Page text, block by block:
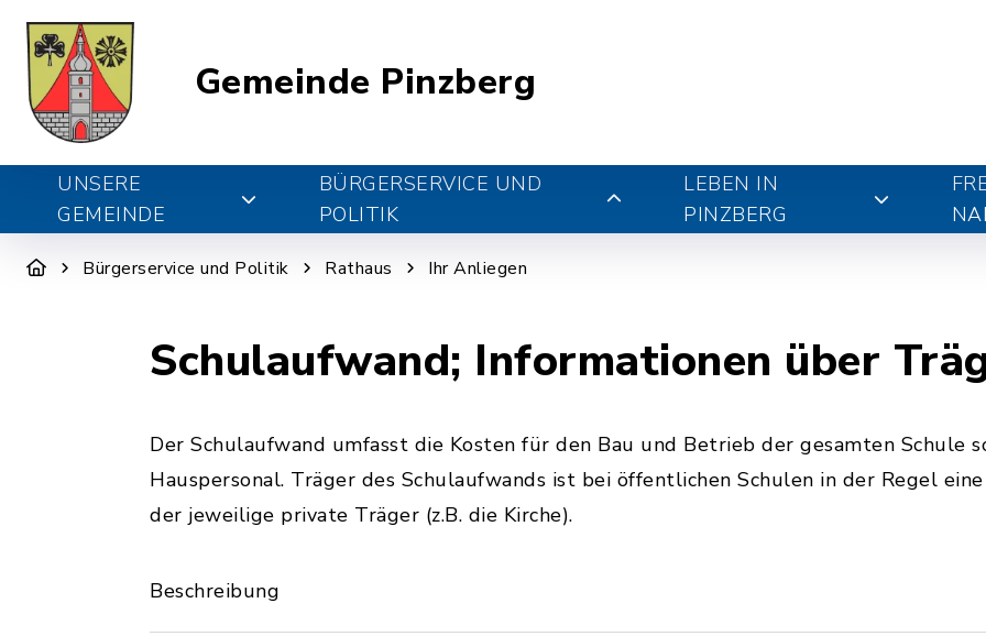
Gemeinde Pinzberg
UNSERE
GEMEINDE
BÜRGERSERVICE UND
POLITIK
LEBEN IN
PINZBERG
Bürgerservice und Politik Rathaus Ihr Anliegen
Schulaufwand; Informationen über
Der Schulaufwand umfasst die Kosten für den Bau und Betrieb der gesamten Schule
Hauspersonal. Träger des Schulaufwands ist bei öffentlichen Schulen in der Regel
der jeweilige private Träger (z.B. die Kirche).
Beschreibung